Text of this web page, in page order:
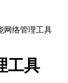
网络管理工具
工具